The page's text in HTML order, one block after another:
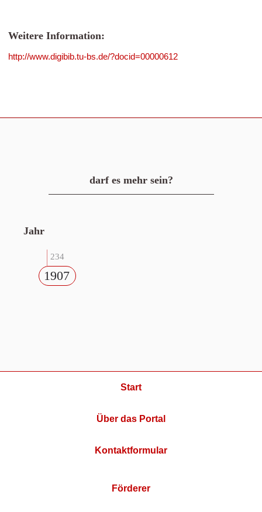
Weitere Information:
http://www.digibib.tu-bs.de/?docid=00000612
darf es mehr sein?
Jahr
234
1907
Start
Über das Portal
Kontaktformular
Förderer